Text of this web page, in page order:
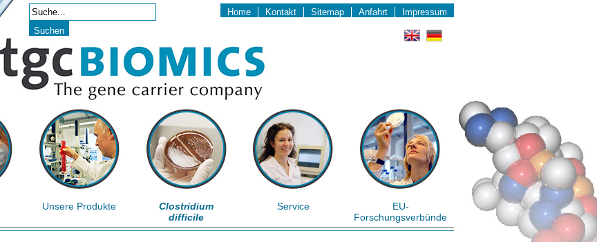
Home Kontakt Sitemap Anfahrt Impressum
Unsere Produkte
Clostridium
difficile
Service
EU-
Forschungsverbünde